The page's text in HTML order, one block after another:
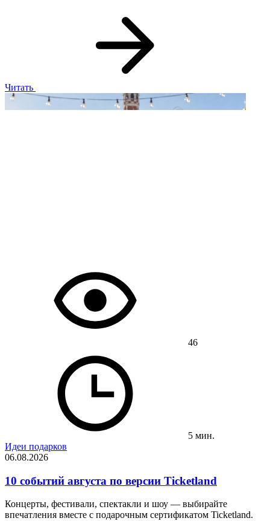
Читать
46
5 мин.
Идеи подарков
06.08.2026
10 событий августа по версии Ticketland
Концерты, фестивали, спектакли и шоу — выбирайте
впечатления вместе с подарочным сертификатом Ticketland.